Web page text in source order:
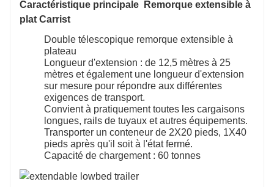
Caractéristique principale Remorque extensible à
plat Carrist
Double télescopique remorque extensible à
plateau
Longueur d'extension : de 12,5 mètres à 25
mètres et également une longueur d'extension
sur mesure pour répondre aux différentes
exigences de transport.
Convient à pratiquement toutes les cargaisons
longues, rails de tuyaux et autres équipements.
Transporter un conteneur de 2X20 pieds, 1X40
pieds après qu'il soit à l'état fermé.
Capacité de chargement : 60 tonnes